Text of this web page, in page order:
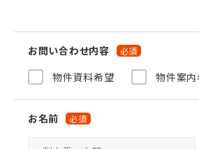
お問い合わせ内容
物件資料希望
物件案
お名前